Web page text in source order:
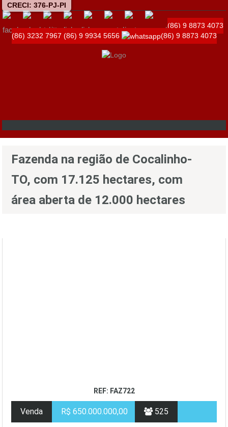
CRECI: 376-PJ-PI
(86) 9 8873 4073
(86) 3232 7967 (86) 9 9934 5656 (86) 9 8873 4073
Fazenda na região de Cocalinho-
TO, com 17.125 hectares, com
área aberta de 12.000 hectares
REF: FAZ722
Venda R$ 650.000.000,00 525